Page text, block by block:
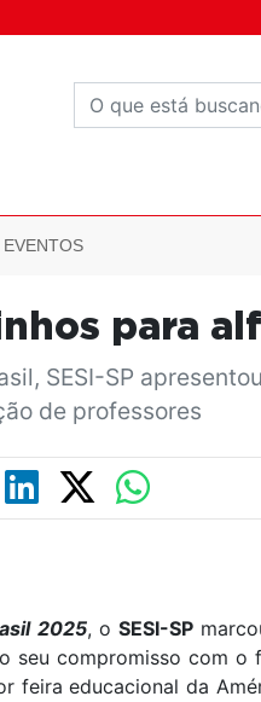
EVENTOS
para
SESI-SP
de professores
2025, oSESI-SP
seu compromisso com
educacional da